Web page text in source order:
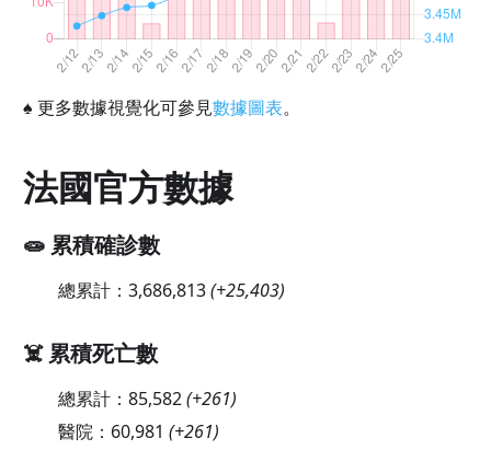
♠ 更多數據視覺化可參見數據圖表。
法國官方數據
🧫 累積確診數
總累計： 3,686,813(+25,403)
☠️ 累積死亡數
總累計： 85,582(+261)
醫院： 60,981 (+261)